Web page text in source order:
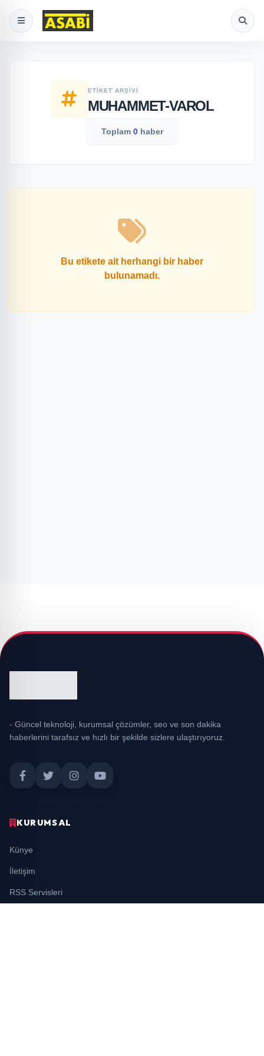
ETIKET ARŞIVI
MUHAMMET-VAROL
Toplam 0haber
Bu etikete ait herhangi bir haber
bulunamadı.
- Güncel teknoloji, kurumsal çözümler, seo ve son dakika
haberlerini tarafsız ve hızlı bir şekilde sizlere ulaştırıyoruz.
KURUMSAL
Künye
İletişim
RSS Servisleri